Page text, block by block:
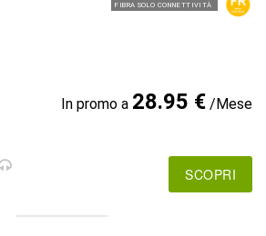
FIBRA SOLO CONNETTIVITÀ
In promo a 28.95 €/Mese
SCOPRI